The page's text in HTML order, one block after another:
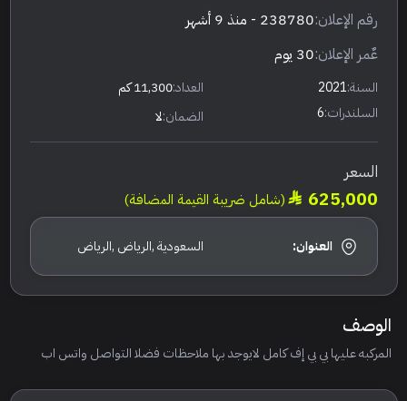
رقم الإعلان:238780 - منذ 9 أشهر
عٌمر الإعلان:30 يوم
السنة:2021 العداد:11,300 كم
السلندرات:6 الضمان:لا
السعر
625,000 (شامل ضريبة القيمة المضافة)
العنوان: السعودية ,الرياض ,الرياض
الوصف
المركبه عليها بي بي إف كامل لايوجد بها ملاحظات فضلا التواصل واتس اب